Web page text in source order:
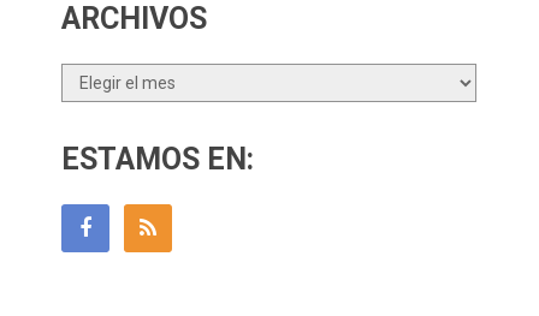
ARCHIVOS
Archivos
ESTAMOS EN: